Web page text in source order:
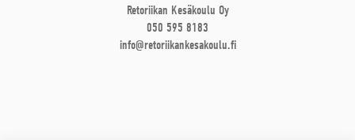
Retoriikan Kesäkoulu Oy
050 595 8183
info@retoriikankesakoulu.fi